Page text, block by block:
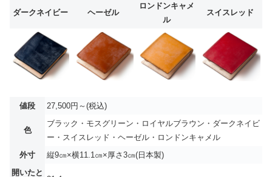
ダークネイビー ヘーゼル
ロンドンキャメ
ル
スイスレッド
値段 27,500円～(税込)
色
ブラック・モスグリーン・ロイヤルブラウン・ダークネイビ
ー・スイスレッド・ヘーゼル・ロンドンキャメル
外寸
縦9㎝×横11.1㎝×厚さ3㎝(日本製)
開いたと